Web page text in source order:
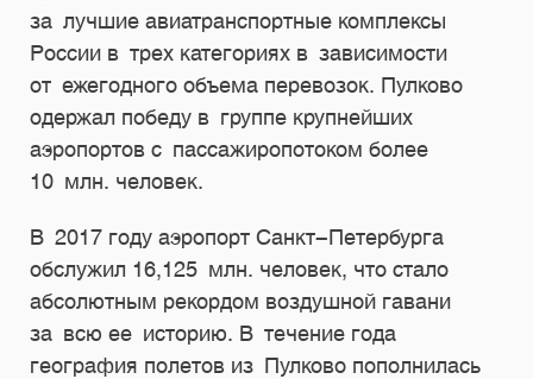
за лучшие авиатранспортные комплексы
России в трех категориях в зависимости
от ежегодного объема перевозок. Пулково
одержал победу в группе крупнейших
аэропортов с пассажиропотоком более
10 млн. человек.
В 2017 году аэропорт Санкт-Петербурга
обслужил 16,125 млн. человек, что стало
абсолютным рекордом воздушной гавани
за всю ее историю. В течение года
география полетов из Пулково пополнилась